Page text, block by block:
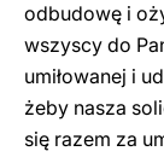
odbudowę i
wszyscy do
umiłowanej i
żeby nasza
się razem za